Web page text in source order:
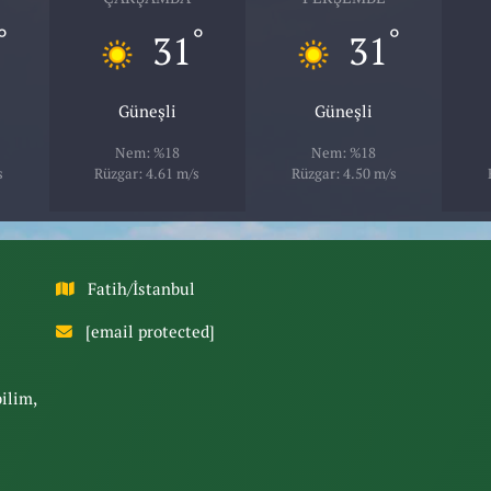
31°
Güneşli
Nem: %18
Rüzgar: 4.61 m/s
31°
Güneşli
Nem: %18
Rüzgar: 4.50 m/s
Fatih/İstanbul
[email protected]